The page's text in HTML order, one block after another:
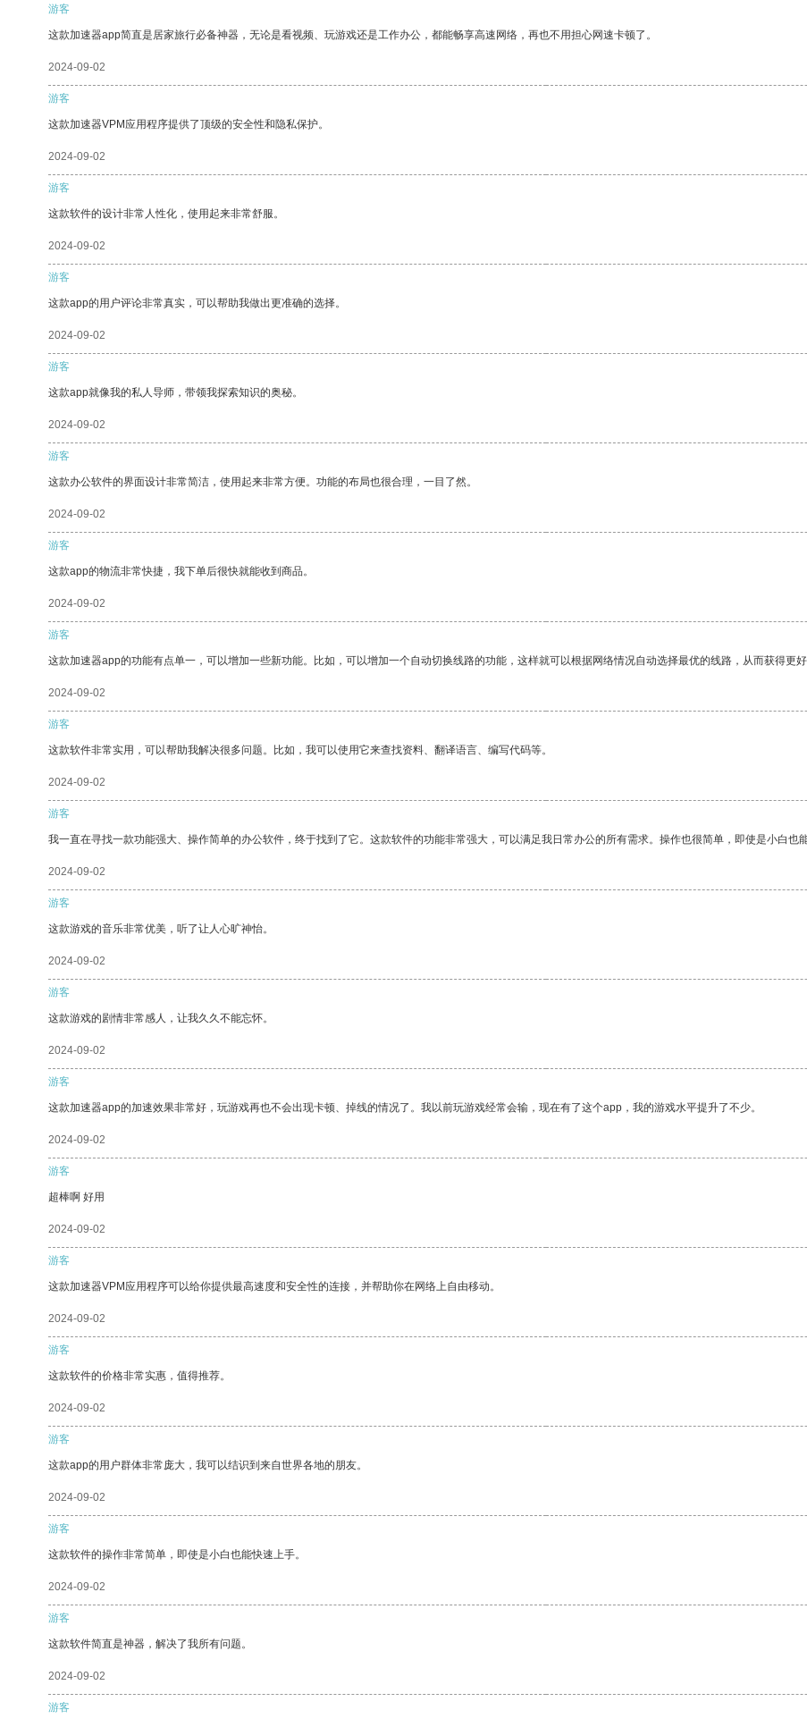
游客
这款加速器app简直是居家旅行必备神器，无论是看视频、玩游戏还是工作办公，都能畅享高速网络，再也不用担心网速卡顿了。
2024-09-02
游客
这款加速器VPM应用程序提供了顶级的安全性和隐私保护。
2024-09-02
游客
这款软件的设计非常人性化，使用起来非常舒服。
2024-09-02
游客
这款app的用户评论非常真实，可以帮助我做出更准确的选择。
2024-09-02
游客
这款app就像我的私人导师，带领我探索知识的奥秘。
2024-09-02
游客
这款办公软件的界面设计非常简洁，使用起来非常方便。功能的布局也很合理，一目了然。
2024-09-02
游客
这款app的物流非常快捷，我下单后很快就能收到商品。
2024-09-02
游客
这款加速器app的功能有点单一，可以增加一些新功能。比如，可以增加一个自动切换线路的功能，这样就可以根据网络情况自动选择最优的线路，从而获得更好
2024-09-02
游客
这款软件非常实用，可以帮助我解决很多问题。比如，我可以使用它来查找资料、翻译语言、编写代码等。
2024-09-02
游客
我一直在寻找一款功能强大、操作简单的办公软件，终于找到了它。这款软件的功能非常强大，可以满足我日常办公的所有需求。操作也很简单，即使是小白也能
2024-09-02
游客
这款游戏的音乐非常优美，听了让人心旷神怡。
2024-09-02
游客
这款游戏的剧情非常感人，让我久久不能忘怀。
2024-09-02
游客
这款加速器app的加速效果非常好，玩游戏再也不会出现卡顿、掉线的情况了。我以前玩游戏经常会输，现在有了这个app，我的游戏水平提升了不少。
2024-09-02
游客
超棒啊 好用
2024-09-02
游客
这款加速器VPM应用程序可以给你提供最高速度和安全性的连接，并帮助你在网络上自由移动。
2024-09-02
游客
这款软件的价格非常实惠，值得推荐。
2024-09-02
游客
这款app的用户群体非常庞大，我可以结识到来自世界各地的朋友。
2024-09-02
游客
这款软件的操作非常简单，即使是小白也能快速上手。
2024-09-02
游客
这款软件简直是神器，解决了我所有问题。
2024-09-02
游客